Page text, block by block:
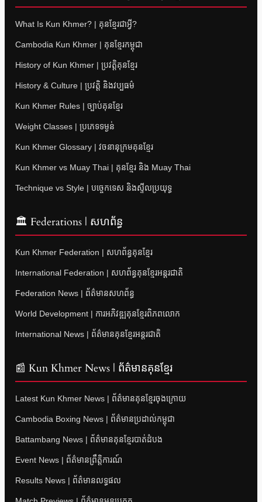
What Is Kun Khmer? | គុនខ្មែរជាអ្វី?
Cambodia Kun Khmer | គុនខ្មែរកម្ពុជា
History of Kun Khmer | ប្រវត្តិគុនខ្មែរ
History & Culture | ប្រវត្តិ និងវប្បធម៌
Kun Khmer Rules | ច្បាប់គុនខ្មែរ
Weight Classes | ប្រភេទទម្ងន់
Kun Khmer Glossary | វចនានុក្រមគុនខ្មែរ
Kun Khmer vs Muay Thai | គុនខ្មែរ និង Muay Thai
Technique vs Style | បច្ចេកទេស និងស្ទីលប្រយុទ្ធ
🏛 Federations | សហព័ន្ធ
Kun Khmer Federation | សហព័ន្ធគុនខ្មែរ
International Federation | សហព័ន្ធគុនខ្មែរអន្តរជាតិ
Federation News | ព័ត៌មានសហព័ន្ធ
World Development | ការអភិវឌ្ឍគុនខ្មែរពិភពលោក
International News | ព័ត៌មានគុនខ្មែរអន្តរជាតិ
📰 Kun Khmer News | ព័ត៌មានគុនខ្មែរ
Latest Kun Khmer News | ព័ត៌មានគុនខ្មែរចុងក្រោយ
Cambodia Boxing News | ព័ត៌មានប្រដាល់កម្ពុជា
Battambang News | ព័ត៌មានគុនខ្មែរបាត់ដំបង
Event News | ព័ត៌មានព្រឹត្តិការណ៍
Results News | ព័ត៌មានលទ្ធផល